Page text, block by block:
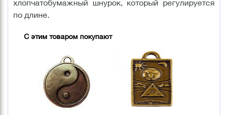
хлопчатобумажный шнурок, который регулируется
по длине.
С этим товаром покупают